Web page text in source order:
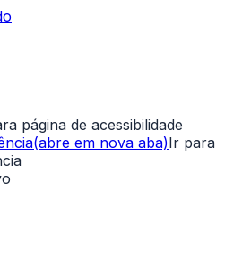
página de acessibilidade
(abre em nova aba)Ir para